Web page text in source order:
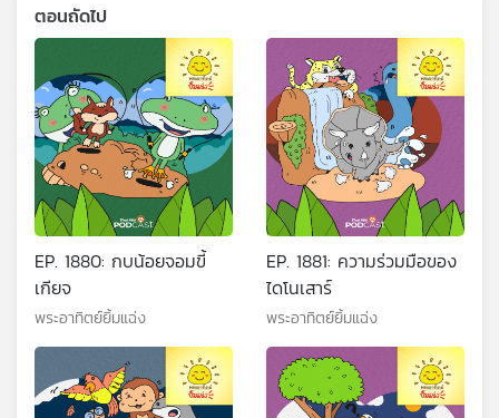
ตอนถัดไป
EP. 1880: กบน้อยจอมขี้
เกียจ
พระอาทิตย์ยิ้มแฉ่ง
EP. 1881: ความร่วมมือของ
ไดโนเสาร์
พระอาทิตย์ยิ้มแฉ่ง